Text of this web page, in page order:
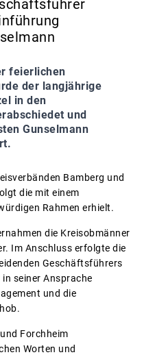
feierlichen
der langjährige
in den
und
Gunselmann
Bamberg und
die mit einem
Rahmen erhielt.
die Kreisobmänner
Im Anschluss erfolgte die
Geschäftsführers
in seiner Ansprache
und die
Forchheim
Worten und